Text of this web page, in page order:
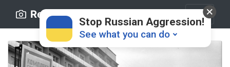
Retro.ck.ua
Stop Russian Aggression!
See what you can do